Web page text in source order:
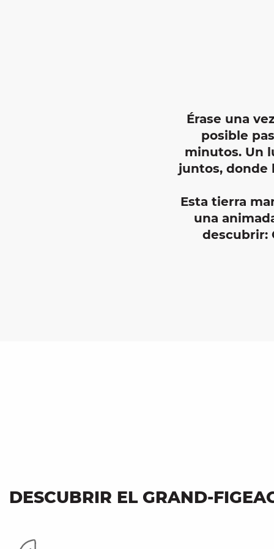
Érase una
posible
minutos. Un
juntos, donde
Esta tierra
una
descubrir:
DESCUBRIR EL GRAND-